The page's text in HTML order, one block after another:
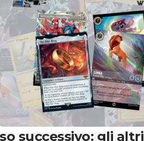
successivo: gli altri